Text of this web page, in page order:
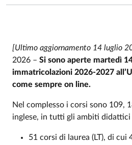
[Ultimo aggiornamento 14 luglio
2026 – Si sono aperte martedì
immatricolazioni 2026-2027
come sempre on line.
Nel complesso i corsi sono 109,
inglese, in tutti gli ambiti didattici
51 corsi di laurea (LT), di cui